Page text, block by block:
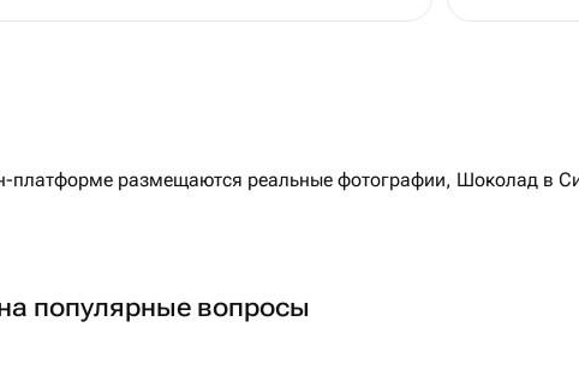
платформе размещаются реальные фотографии, Шоколад в
популярные вопросы